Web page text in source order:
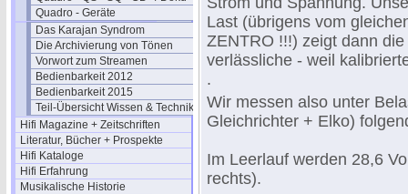
Quadro - Geräte
Das Karajan Syndrom
Die Archivierung von Tönen
Vorwort zum Streamen
Bedienbarkeit 2012
Bedienbarkeit 2015
Teil-Übersicht Wissen & Technik
Hifi Magazine + Zeitschriften
Literatur, Bücher + Prospekte
Hifi Kataloge
Hifi Erfahrung
Musikalische Historie
Last (übrigens vom
ZENTRO !!!) zeigt dann
verlässliche - weil
.
Wir messen also unter
Gleichrichter + Elko)
Im Leerlauf werden 28,6
rechts).